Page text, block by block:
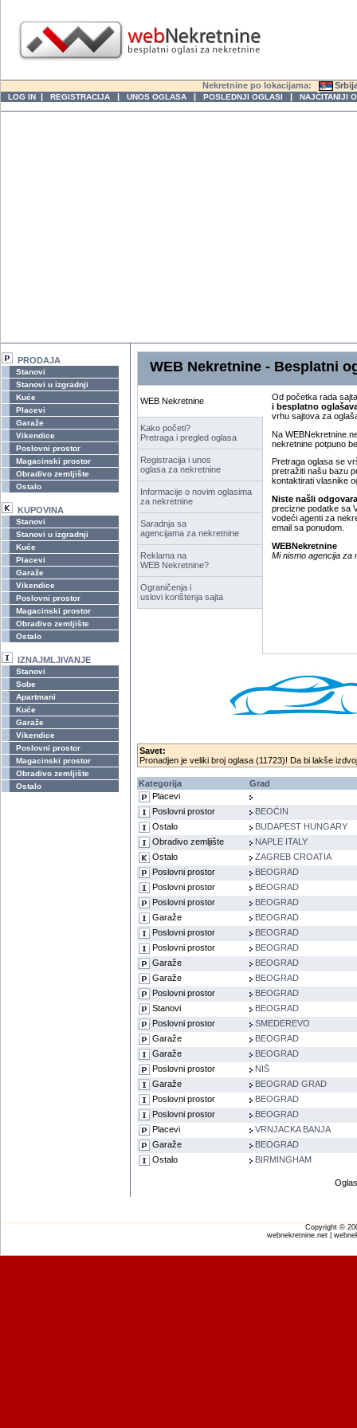
Nekretnine po lokacijama:
LOG IN | REGISTRACIJA | UNOS OGLASA | POSLEDNJI OGLASI | NAJČITANIJI
PRODAJA
Stanovi
Stanovi u izgradnji
Kuće
Placevi
Garaže
Vikendice
Poslovni prostor
Magacinski prostor
Obradivo zemljište
Ostalo
KUPOVINA
Stanovi
Stanovi u izgradnji
Kuće
Placevi
Garaže
Vikendice
Poslovni prostor
Magacinski prostor
Obradivo zemljište
Ostalo
IZNAJMLJIVANJE
Stanovi
Sobe
Apartmani
Kuće
Garaže
Vikendice
Poslovni prostor
Magacinski prostor
Obradivo zemljište
Ostalo
WEB Nekretnine - Besplatni
WEB Nekretnine
Od početka rada
i besplatno
vrhu sajtova za
Na
nekretnine potpuno
Pretraga oglasa se
pretražiti našu bazu
kontaktirati vlasnike
Niste našli
precizne podatke sa
vodeći agenti za
email sa ponudom.
WEBNekretnine
Mi nismo agencija za
Kako početi?
Pretraga i pregled oglasa
Registracija i unos
oglasa za nekretnine
Informacije o novim oglasima
za nekretnine
Saradnja sa
agencijama za nekretnine
Reklama na
WEB Nekretnine?
Ograničenja i
uslovi korištenja sajta
Savet:
Pronadjen je veliki broj oglasa (11723)! Da bi lakše
Kategorija
Grad
Placevi
Poslovni prostor
BEOČIN
Ostalo
BUDAPEST HUNGARY
Obradivo zemljište
NAPLE ITALY
Ostalo
ZAGREB CROATIA
Poslovni prostor
BEOGRAD
Poslovni prostor
BEOGRAD
Poslovni prostor
BEOGRAD
Garaže
BEOGRAD
Poslovni prostor
BEOGRAD
Poslovni prostor
BEOGRAD
Garaže
BEOGRAD
Garaže
BEOGRAD
Poslovni prostor
BEOGRAD
Stanovi
BEOGRAD
Poslovni prostor
SMEDEREVO
Garaže
BEOGRAD
Garaže
BEOGRAD
Poslovni prostor
NIŠ
Garaže
BEOGRAD GRAD
Poslovni prostor
BEOGRAD
Poslovni prostor
BEOGRAD
Placevi
VRNJACKA BANJA
Garaže
BEOGRAD
Ostalo
BIRMINGHAM
Copyright ©
webnekretnine.net |